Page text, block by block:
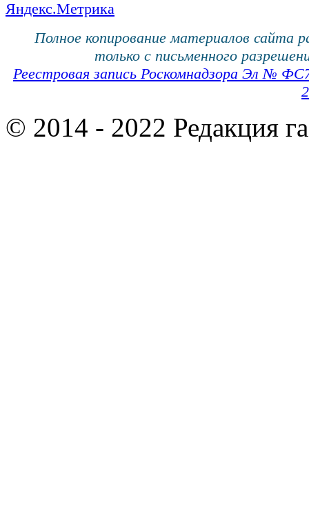
Полное копирование материалов сайта
только с письменного
Реестровая запись Роскомнадзора Эл №
© 2014 - 2022 Редакция